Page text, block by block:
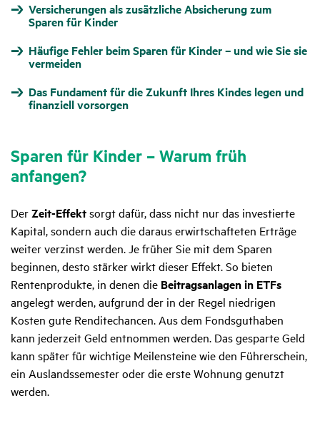
Versicherungen als zusätzliche Absicherung zum
Sparen für Kinder
Häufige Fehler beim Sparen für Kinder – und wie Sie sie
vermeiden
Das Fundament für die Zukunft Ihres Kindes legen und
finanziell vorsorgen
Sparen für Kinder – Warum früh
anfangen?
DerZeit-Effektsorgt dafür, dass nicht nur das investierte
Kapital, sondern auch die daraus erwirtschafteten Erträge
weiter verzinst werden. Je früher Sie mit dem Sparen
beginnen, desto stärker wirkt dieser Effekt. So bieten
Rentenprodukte, in denen die Beitragsanlagen in ETFs
angelegt werden, aufgrund der in der Regel niedrigen
Kosten gute Renditechancen. Aus dem Fondsguthaben
kann jederzeit Geld entnommen werden. Das gesparte Geld
kann später für wichtige Meilensteine wie den Führerschein,
ein Auslandssemester oder die erste Wohnung genutzt
werden.